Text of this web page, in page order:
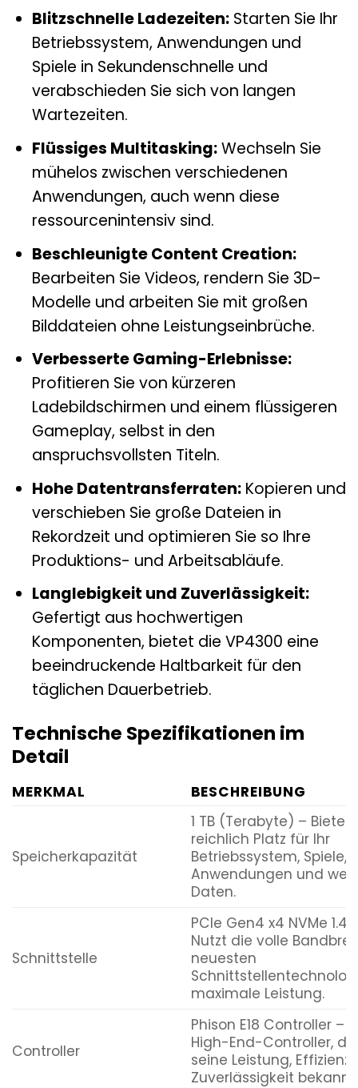
Blitzschnelle Ladezeiten:Starten Sie Ihr
Betriebssystem, Anwendungen und
Spiele in Sekundenschnelle und
verabschieden Sie sich von langen
Wartezeiten.
Flüssiges Multitasking:Wechseln Sie
mühelos zwischen verschiedenen
Anwendungen, auch wenn diese
ressourcenintensiv sind.
Beschleunigte Content Creation:
Bearbeiten Sie Videos, rendern Sie 3D-
Modelle und arbeiten Sie mit großen
Bilddateien ohne Leistungseinbrüche.
Verbesserte Gaming-Erlebnisse:
Profitieren Sie von kürzeren
Ladebildschirmen und einem flüssigeren
Gameplay, selbst in den
anspruchsvollsten Titeln.
Hohe Datentransferraten:Kopieren und
verschieben Sie große Dateien in
Rekordzeit und optimieren Sie so Ihre
Produktions- und Arbeitsabläufe.
Langlebigkeit und Zuverlässigkeit:
Gefertigt aus hochwertigen
Komponenten, bietet die VP4300 eine
beeindruckende Haltbarkeit für den
täglichen Dauerbetrieb.
Technische Spezifikationen im
Detail
MERKMAL BESCHREIBUNG
Speicherkapazität
1 TB (Terabyte) – Bietet
reichlich Platz für Ihr
Betriebssystem, Spiele,
Anwendungen und
Daten.
Schnittstelle
PCIe Gen4 x4 NVMe 1.4
Nutzt die volle
neuesten
maximale Leistung.
Controller
Phison E18 Controller –
High-End-Controller,
seine Leistung, Effizienz
Zuverlässigkeit bekannt